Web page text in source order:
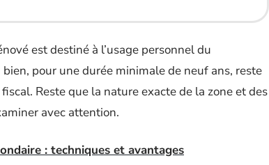
est destiné à l’usage personnel du
pour une durée minimale de neuf ans, reste
Reste que la nature exacte de la zone et des
avec attention.
: techniques et avantages